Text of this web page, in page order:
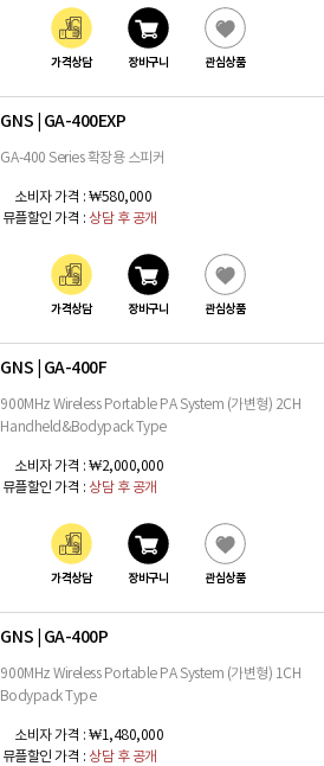
가격상담 장바구니 관심상품
GNS GA-400EXP
GA-400 Series 확장용 스피커
소비자 가격 : ₩580,000
뮤플할인 가격 : 상담 후 공개
가격상담 장바구니 관심상품
GNS GA-400F
900MHz Wireless Portable PA System (가변형) 2CH
Handheld&Bodypack Type
소비자 가격 : ₩2,000,000
뮤플할인 가격 : 상담 후 공개
가격상담 장바구니 관심상품
GNS GA-400P
900MHz Wireless Portable PA System (가변형) 1CH
Bodypack Type
소비자 가격 : ₩1,480,000
뮤플할인 가격 : 상담 후 공개